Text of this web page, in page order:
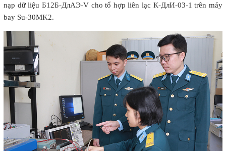
nạp dữ liệu Б12Б-ДлАЭ-V cho tổ hợp liên lạc К-ДлИ-03-1 trên máy
bay Su-30MK2.